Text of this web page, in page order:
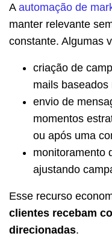
A automação de
manter relevante
constante. Algumas
criação de
mails
envio de
momentos
ou após uma
monitoramento
ajustando
Esse recurso
clientes recebam
direcionadas.